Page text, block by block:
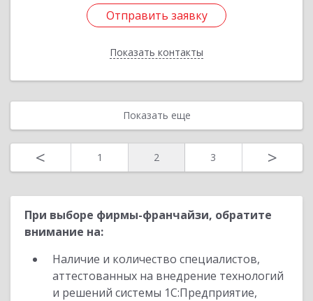
Отправить заявку
Показать контакты
Отправить заявку
Назад
Показать еще
< 1 2 3 >
При выборе фирмы-франчайзи, обратите
внимание на:
Наличие и количество специалистов,
аттестованных на внедрение технологий
и решений системы 1С:Предприятие,